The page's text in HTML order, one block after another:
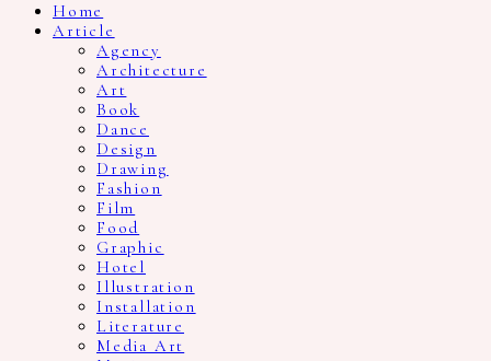
Home
Article
Agency
Architecture
Art
Book
Dance
Design
Drawing
Fashion
Film
Food
Graphic
Hotel
Illustration
Installation
Literature
Media Art